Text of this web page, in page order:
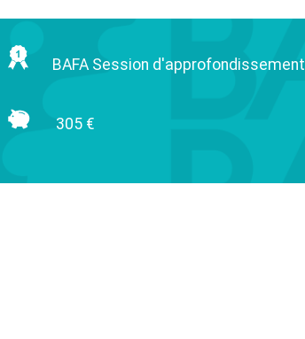
BAFA Session d'approfondissement
305 €